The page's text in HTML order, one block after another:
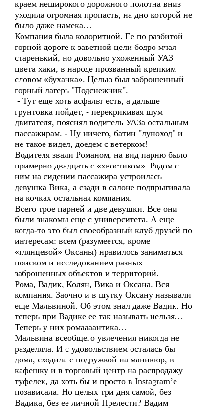
краем неширокого дорожного полотна вниз
уходила огромная пропасть, на дно которой не
было даже намека…
Компания была колоритной. Ее по разбитой
горной дороге к заветной цели бодро мчал
старенький, но довольно ухоженный УАЗ
цвета хаки, в народе прозванный крепким
словом «буханка». Целью был заброшенный
горный лагерь "Подснежник".
- Тут еще хоть асфальт есть, а дальше
грунтовка пойдет, - перекрикивая шум
двигателя, пояснял водитель УАЗа остальным
пассажирам. - Ну ничего, батин "луноход" и
не такое видел, доедем с ветерком!
Водителя звали Романом, на вид парню было
примерно двадцать с «хвостиком». Рядом с
ним на сидении пассажира устроилась
девушка Вика, а сзади в салоне подпрыгивала
на кочках остальная компания.
Всего трое парней и две девушки. Все они
были знакомы еще с университета. А еще
когда-то это был своеобразный клуб друзей по
интересам: всем (разумеется, кроме
«глянцевой» Оксаны) нравилось заниматься
поиском и исследованием разных
заброшенных объектов и территорий.
Рома, Вадик, Колян, Вика и Оксана. Вся
компания. Заочно и в шутку Оксану называли
еще Мальвиной. Об этом знал даже Вадик. Но
теперь при Вадике ее так называть нельзя…
Теперь у них ромаааантика…
Мальвина всеобщего увлечения никогда не
разделяла. И с удовольствием осталась бы
дома, сходила с подружкой на маникюр, в
кафешку и в торговый центр на распродажу
туфелек, да хоть бы и просто в Instagram’е
позависала. Но целых три дня самой, без
Вадика, без ее личной Прелести? Вадим